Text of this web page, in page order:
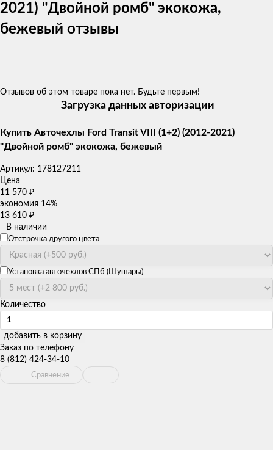
2021) "Двойной ромб" экокожа,
бежевый отзывы
Отзывов об этом товаре пока нет. Будьте первым!
Загрузка данных авторизации
Купить Авточехлы Ford Transit VIII (1+2) (2012-2021)
"Двойной ромб" экокожа, бежевый
Артикул: 178127211
Цена
11 570 ₽
экономия 14%
13 610 ₽
В наличии
Отстрочка другого цвета
Установка авточехлов СПб (Шушары)
Количество
добавить в корзину
Заказ по телефону
8 (812) 424-34-10
Сравнение